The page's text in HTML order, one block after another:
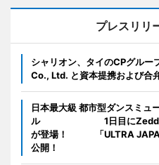
プレスリリ
シャリオン、タイのCPグルー
Co., Ltd. と資本提携および合
日本最大級 都市型ダンスミュ
ル 1日目にZedd B2B
が登場！ 「ULTRA
公開！